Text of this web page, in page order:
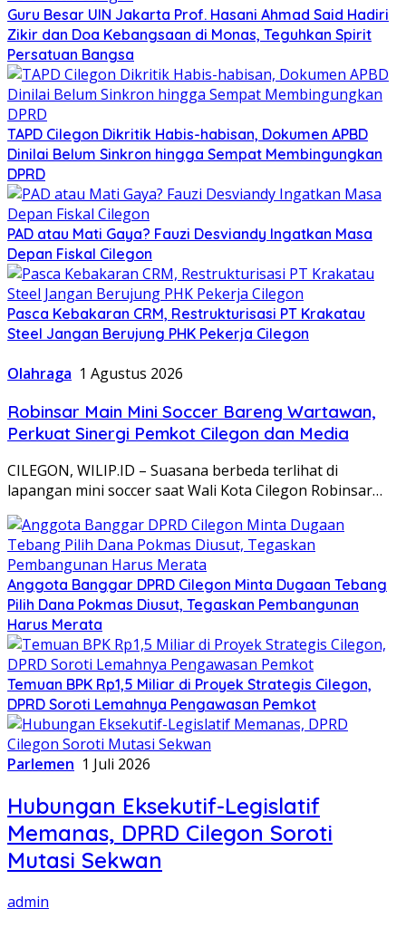
Guru Besar UIN Jakarta Prof. Hasani Ahmad Said Hadiri
Zikir dan Doa Kebangsaan di Monas, Teguhkan Spirit
Persatuan Bangsa
TAPD Cilegon Dikritik Habis-habisan, Dokumen APBD
Dinilai Belum Sinkron hingga Sempat Membingungkan
DPRD
PAD atau Mati Gaya? Fauzi Desviandy Ingatkan Masa
Depan Fiskal Cilegon
Pasca Kebakaran CRM, Restrukturisasi PT Krakatau
Steel Jangan Berujung PHK Pekerja Cilegon
Olahraga 1 Agustus 2026
Robinsar Main Mini Soccer Bareng Wartawan,
Perkuat Sinergi Pemkot Cilegon dan Media
CILEGON, WILIP.ID – Suasana berbeda terlihat di
lapangan mini soccer saat Wali Kota Cilegon Robinsar…
Anggota Banggar DPRD Cilegon Minta Dugaan Tebang
Pilih Dana Pokmas Diusut, Tegaskan Pembangunan
Harus Merata
Temuan BPK Rp1,5 Miliar di Proyek Strategis Cilegon,
DPRD Soroti Lemahnya Pengawasan Pemkot
Parlemen 1 Juli 2026
Hubungan Eksekutif-Legislatif
Memanas, DPRD Cilegon Soroti
Mutasi Sekwan
admin